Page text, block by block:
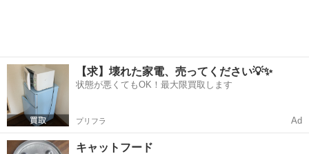
【求】壊れた家電、売ってください💡✨
状態が悪くてもOK！最大限買取します
プリフラ Ad
キャットフード